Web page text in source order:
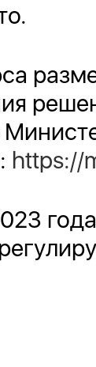
https://